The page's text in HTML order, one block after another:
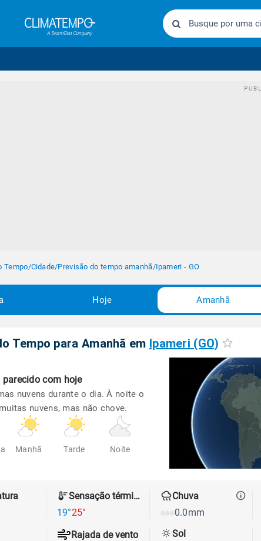
Tempo/Cidade/Previsão do tempo amanhã/Ipameri - GO
Hoje Amanhã
Tempo para Amanhã em Ipameri (GO)
parecido com hoje
nuvens durante o dia. À noite o
nuvens, mas não chove.
Manhã Tarde Noite
Sensação térmica
19°25°
Chuva
0.0mm
Rajada de vento
Sol